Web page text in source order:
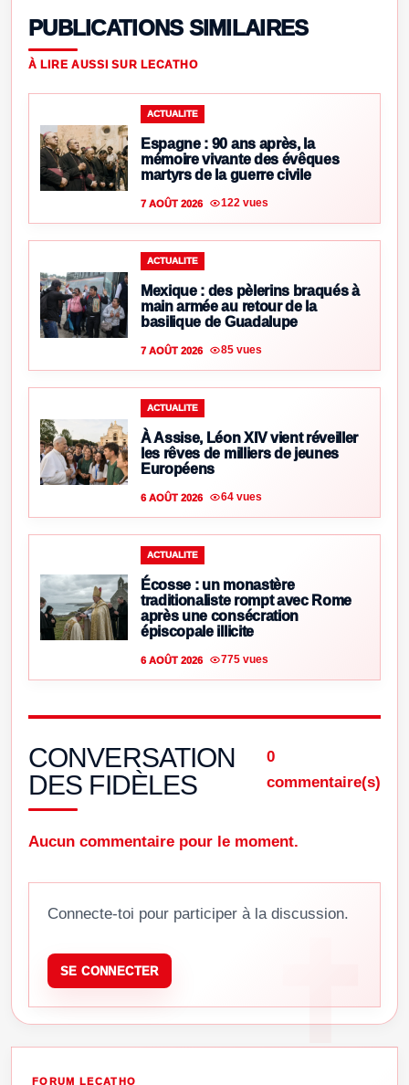
PUBLICATIONS SIMILAIRES
À LIRE AUSSI SUR LECATHO
ACTUALITE
Espagne : 90 ans après, la
mémoire vivante des évêques
martyrs de la guerre civile
7 AOÛT 2026 122 vues
ACTUALITE
Mexique : des pèlerins braqués à
main armée au retour de la
basilique de Guadalupe
7 AOÛT 2026 85 vues
ACTUALITE
À Assise, Léon XIV vient réveiller
les rêves de milliers de jeunes
Européens
6 AOÛT 2026 64 vues
ACTUALITE
Écosse : un monastère
traditionaliste rompt avec Rome
après une consécration
épiscopale illicite
6 AOÛT 2026 775 vues
CONVERSATION
DES FIDÈLES
0
commentaire(s)
Aucun commentaire pour le moment.
Connecte-toi pour participer à la discussion.
SE CONNECTER
FORUM LECATHO